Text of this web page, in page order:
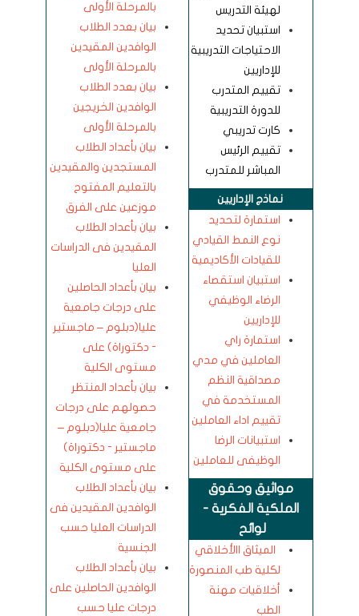
بالمرحلة الأولى
بيان بعدد الطلاب
الوافدين المقيدين
بالمرحلة الأولى
بيان بعدد الطلاب
الوافدين الخريجين
بالمرحلة الأولى
بيان بأعداد الطلاب
المستجدين والمقيدين
بالتعليم المفتوح
موزعين على الفرق
بيان بأعداد الطلاب
المقيدين فى الدراسات
العليا
بيان بأعداد الحاصلين
على درجات جامعية
عليا(دبلوم – ماجستير
- دكتوراة) على
مستوى الكلية
بيان بأعداد المنتظر
حصولهم على درجات
جامعية عليا(دبلوم –
ماجستير - دكتوراة)
على مستوى الكلية
بيان بأعداد الطلاب
الوافدين المقيدين فى
الدراسات العليا حسب
الجنسية
بيان بأعداد الطلاب
الوافدين الحاصلين على
درجات عليا حسب
لهيئة التدريس
استبيان تحديد
الاحتياجات التدريبية
للإداريين
تقييم المتدرب
للدورة التدريبية
كارت تدريبي
تقييم الرئيس
المباشر للمتدرب
نماذج الإداريين
استمارة لتحديد
نوع النمط القيادي
للقيادات الأكاديمية
استبيان استقصاء
الرضاء الوظيفي
للإداريين
استمارة راي
العاملين في مدي
مصداقية النظم
المستخدمة في
تقييم اداء العاملين
استبيانات الرضا
الوظيفى للعاملين
مواثيق وحقوق
الملكية الفكرية -
لوائح
الميثاق االأخلاقي
لكلية طب المنصورة
أخلاقيات مهنة
الطب